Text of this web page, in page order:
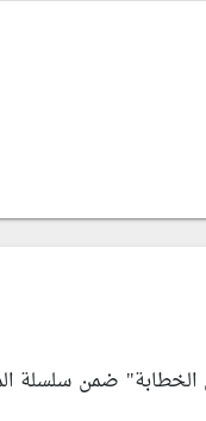
ضمن سلسلة